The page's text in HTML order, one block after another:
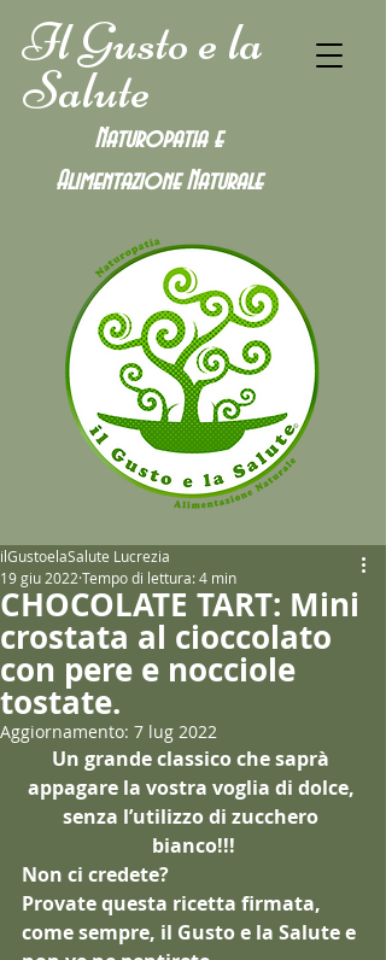
Il Gusto e la
Salute
Naturopatia e
Alimentazione Naturale
CHOCOLATE TART: Mini
crostata al cioccolato
con pere e nocciole
tostate.
ilGustoelaSalute Lucrezia
19 giu 2022 Tempo di lettura: 4 min
Aggiornamento: 7 lug 2022
Un grande classico che saprà
appagare la vostra voglia di dolce,
senza l’utilizzo di zucchero
bianco!!!
Non ci credete?
Provate questa ricetta firmata,
come sempre, il Gusto e la Salute e